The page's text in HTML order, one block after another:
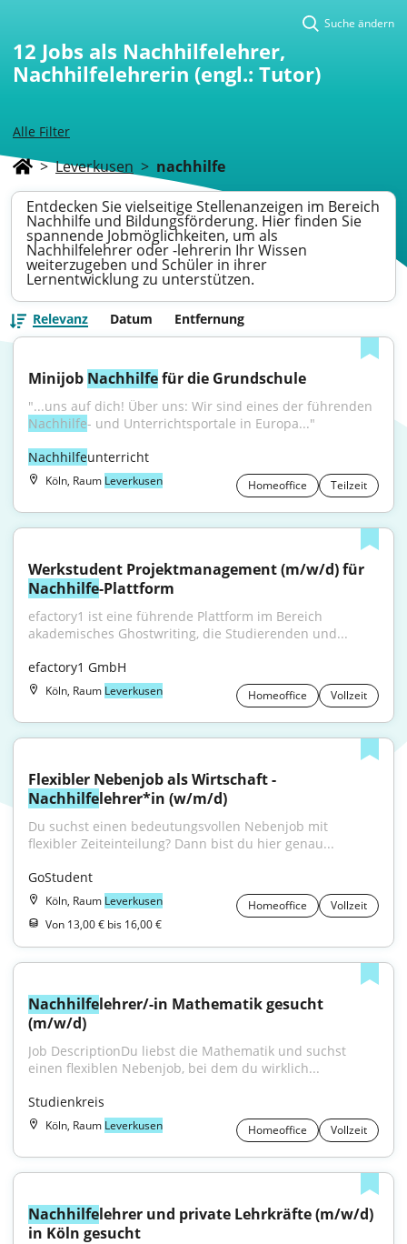
Alle Filter
Suche ändern
12 Jobs als Nachhilfelehrer,
Nachhilfelehrerin (engl.: Tutor)
> Leverkusen > nachhilfe
Entdecken Sie vielseitige Stellenanzeigen im Bereich
Nachhilfe und Bildungsförderung. Hier finden Sie
spannende Jobmöglichkeiten, um als
Nachhilfelehrer oder -lehrerin Ihr Wissen
weiterzugeben und Schüler in ihrer
Lernentwicklung zu unterstützen.
Relevanz Datum Entfernung
Minijob Nachhilfe für die Grundschule
Nachhilfe- und Unterrichtsportale in Europa..."
Nachhilfeunterricht
Köln, Raum Leverkusen Homeoffice Teilzeit
Nachhilfe-Plattform
efactory1 ist eine führende Plattform im Bereich
akademisches Ghostwriting, die Studierenden und...
efactory1 GmbH
Köln, Raum Leverkusen Homeoffice Vollzeit
Nachhilfelehrer*in (w/m/d)
Du suchst einen bedeutungsvollen Nebenjob mit
flexibler Zeiteinteilung? Dann bist du hier genau...
GoStudent
Köln, Raum Leverkusen Homeoffice
Vollzeit
Von 13,00 € bis 16,00 €
Nachhilfelehrer/-in Mathematik gesucht
(m/w/d)
Job DescriptionDu liebst die Mathematik und suchst
einen flexiblen Nebenjob, bei dem du wirklich...
Studienkreis
Köln, Raum Leverkusen Homeoffice Vollzeit
Nachhilfelehrer und private Lehrkräfte (m/w/d)
in Köln gesucht